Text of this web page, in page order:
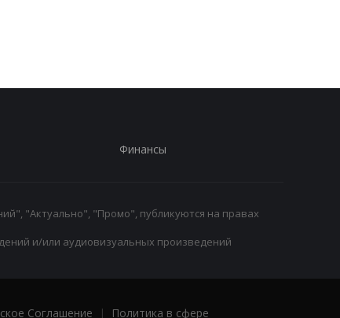
Финансы
"Актуально", "Промо", публикуются на правах
и/или аудиовизуальных произведений
Соглашение | Политика в сфере